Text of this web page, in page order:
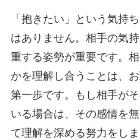
「抱きたい」という気持
はありません。相手の気
重する姿勢が重要です。
かを理解し合うことは、
第一歩です。もし相手が
いる場合は、その感情を
て理解を深める努力をしま